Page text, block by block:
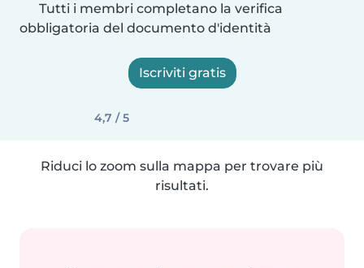
Tutti i membri completano la verifica
obbligatoria del documento d'identità
Iscriviti gratis
4,7 / 5
Riduci lo zoom sulla mappa per trovare più
risultati.